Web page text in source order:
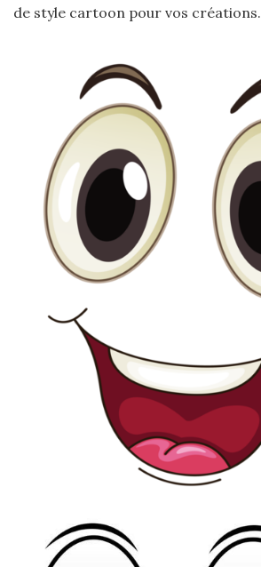
de style cartoon pour vos créations.